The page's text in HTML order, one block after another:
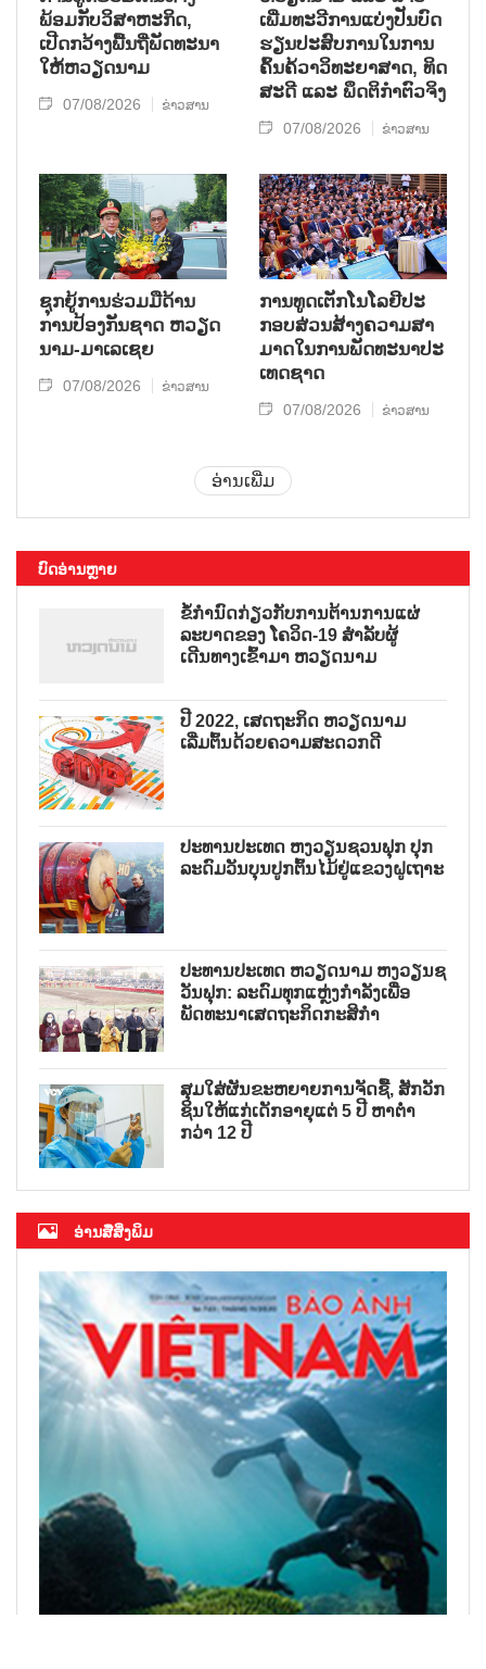
ພ້ອມກັບ​ວິ​ສາ​ຫະ​ກ​ິດ,
ເປີດກວ້າງ​ພື້ນ​ຖີ່​ພັດ​ທະ​ນາ​
ໃຫ້​ຫວຽດ​ນາມ
07/08/2026 ຂ່າວສານ
ເພີ່ມ​ທະ​ວີ​ການ​ແບ່​ງ​ປັນ​ບົດ​
ຮຽນ​ປະ​ສົບ​ການ​ໃນ​ການ​
ຄົ້ນ​ຄ້​ວາ​ວິ​ທະ​ຍາ​ສາດ, ທິດ​
ສະ​ດີ ແລະ ພຶດ​ຕິ​ກຳຕົວ​ຈິງ
07/08/2026 ຂ່າວສານ
ຊຸກ​ຍູ້​ການ​ຮ່ວມ​ມື​ດ້ານ​
ການ​ປ້ອງ​ກັນ​ຊາດ ຫວຽດ​
ນາມ-ມາ​ເລ​ເຊຍ
07/08/2026 ຂ່າວສານ
ການ​ທູດ​ເຕັກ​ໂນ​ໂລ​ຢີ​ປະ​
ກອບ​ສ່ວນ​ສ້າງ​ຄວາມ​ສາ​
ມາດ​ໃນ​ການ​ພັດ​ທະ​ນາ​ປະ​
ເທດ​ຊາດ
07/08/2026 ຂ່າວສານ
ອ່ານເພີ່ມ
ບົດອ່ານຫຼາຍ
ຂໍ້ກຳນົດກ່ຽວກັບການຕ້ານການແຜ່
ລະບາດຂອງ ໂຄວິດ-19 ສຳລັບຜູ້
ເດີນທາງເຂົ້າມາ ຫວຽດນາມ
ປີ 2022, ເສດຖະກິດ ຫວຽດນາມ
ເລີ່ມຕົ້ນດ້ວຍຄວາມສະດວກດີ
ປະທານປະເທດ ຫງວຽນຊວນຟຸກ ປຸກ
ລະດົມວັນບຸນປູກຕົ້ນໄມ້ຢູ່ແຂວງຝູເຖາະ
ປະທານປະເທດ ຫວຽດນາມ ຫງວຽນຊ
ວັນຟຸກ: ລະດົມທຸກແຫຼ່ງກຳລັງເພື່ອ
ພັດທະນາເສດຖະກິດກະສິກຳ
ສຸມໃສ່ຜັນຂະຫຍາຍການຈັດຊື້, ສັກວັກ
ຊິນໃຫ້ແກ່ເດັກອາຍຸແຕ່ 5 ປີ ຫາຕ່ຳ
ກວ່າ 12 ປີ
ອ່ານສື່ສິ່ງພິມ